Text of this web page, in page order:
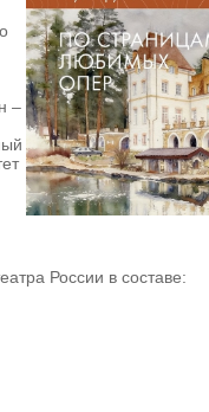
–
России в составе: